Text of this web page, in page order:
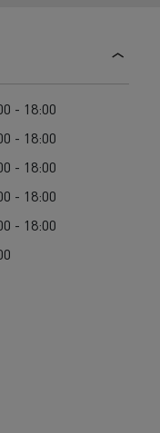
livrare
flotei și al
pentru șoferi
- Carlsberg
- 18:00
- 18:00
- 18:00
- 18:00
- 18:00